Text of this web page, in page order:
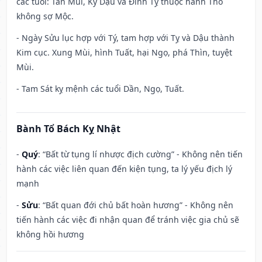
không sợ Mộc.
- Ngày Sửu lục hợp với Tý, tam hợp với Tỵ và Dậu thành
Kim cục. Xung Mùi, hình Tuất, hại Ngọ, phá Thìn, tuyệt
Mùi.
- Tam Sát kỵ mệnh các tuổi Dần, Ngọ, Tuất.
Bành Tổ Bách Kỵ Nhật
- Quý: “Bất từ tụng lí nhược địch cường” - Không nên tiến
hành các việc liên quan đến kiện tụng, ta lý yếu địch lý
mạnh
- Sửu: “Bất quan đới chủ bất hoàn hương” - Không nên
tiến hành các việc đi nhận quan để tránh việc gia chủ sẽ
không hồi hương